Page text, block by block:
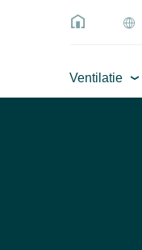
Ventilatie